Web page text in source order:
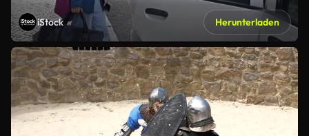
iStock Herunterladen